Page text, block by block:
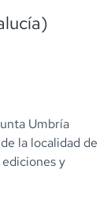
Umbría
la localidad de
ediciones y